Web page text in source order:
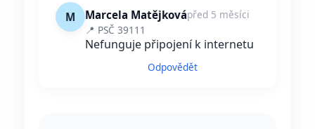
M Marcela Matějkovápřed 5 měsíci
📍 PSČ 39111
Nefunguje připojení k internetu
Odpovědět